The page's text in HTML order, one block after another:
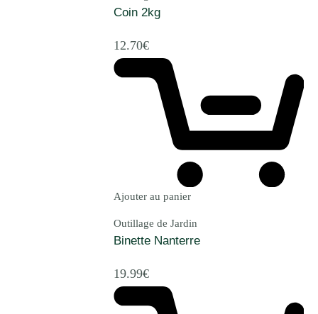
Coin 2kg
12.70€
Ajouter au panier
Outillage de Jardin
Binette Nanterre
19.99€